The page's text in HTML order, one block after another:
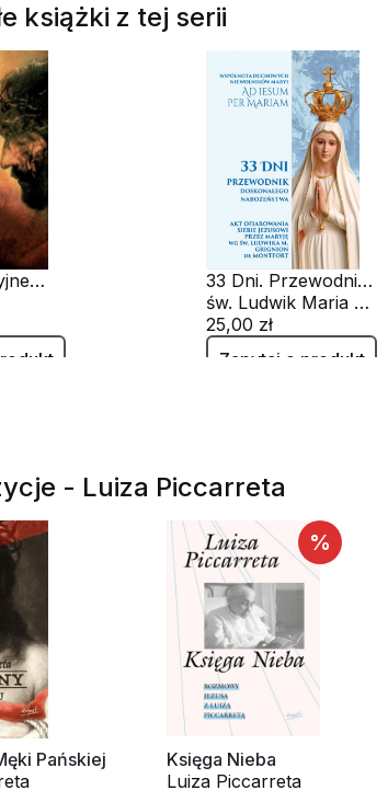
książki z tej serii
33 Dni. Przewodnik
doskonałego
nabożeństwa
św. Ludwik Maria Grignion de Montfort
25,00 zł
Zapytaj o produkt
- Luiza Piccarreta
Pańskiej
%
Księga Nieba
Luiza Piccarreta